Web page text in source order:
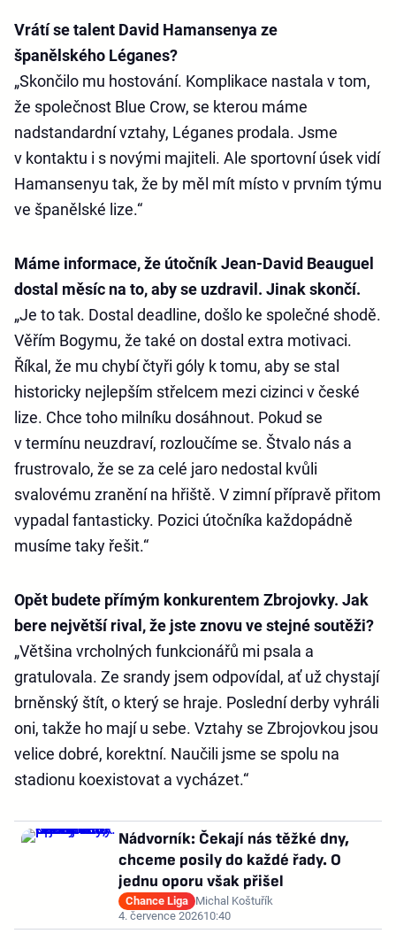
Vrátí se talent David Hamansenya ze
španělského Léganes?
„Skončilo mu hostování. Komplikace nastala v tom,
že společnost Blue Crow, se kterou máme
nadstandardní vztahy, Léganes prodala. Jsme
v kontaktu i s novými majiteli. Ale sportovní úsek vidí
Hamansenyu tak, že by měl mít místo v prvním týmu
ve španělské lize.“
Máme informace, že útočník Jean-David Beauguel
dostal měsíc na to, aby se uzdravil. Jinak skončí.
„Je to tak. Dostal deadline, došlo ke společné shodě.
Věřím Bogymu, že také on dostal extra motivaci.
Říkal, že mu chybí čtyři góly k tomu, aby se stal
historicky nejlepším střelcem mezi cizinci v české
lize. Chce toho milníku dosáhnout. Pokud se
v termínu neuzdraví, rozloučíme se. Štvalo nás a
frustrovalo, že se za celé jaro nedostal kvůli
svalovému zranění na hřiště. V zimní přípravě přitom
vypadal fantasticky. Pozici útočníka každopádně
musíme taky řešit.“
Opět budete přímým konkurentem Zbrojovky. Jak
bere největší rival, že jste znovu ve stejné soutěži?
„Většina vrcholných funkcionářů mi psala a
gratulovala. Ze srandy jsem odpovídal, ať už chystají
brněnský štít, o který se hraje. Poslední derby vyhráli
oni, takže ho mají u sebe. Vztahy se Zbrojovkou jsou
velice dobré, korektní. Naučili jsme se spolu na
stadionu koexistovat a vycházet.“
Nádvorník: Čekají nás těžké dny,
chceme posily do každé řady. O
jednu oporu však přišel
Chance Liga Michal Koštuřík
4. července 202610:40